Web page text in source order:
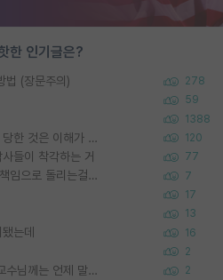
한 인기글은?
법 (장문주의) 278
59
1388
대학원생들 교수에게 가스라이팅 당한 것은 이해가 갑니다. 안타깝네요. 120
들이 착각하는 거 77
왜 후배가 못하는걸 교수님은 내 책임으로 돌리는걸까요? 7
17
13
는데 16
2
타대학원 컨텍 준비중인데, 지도교수님께는 언제 말씀드려야 할까요? 2